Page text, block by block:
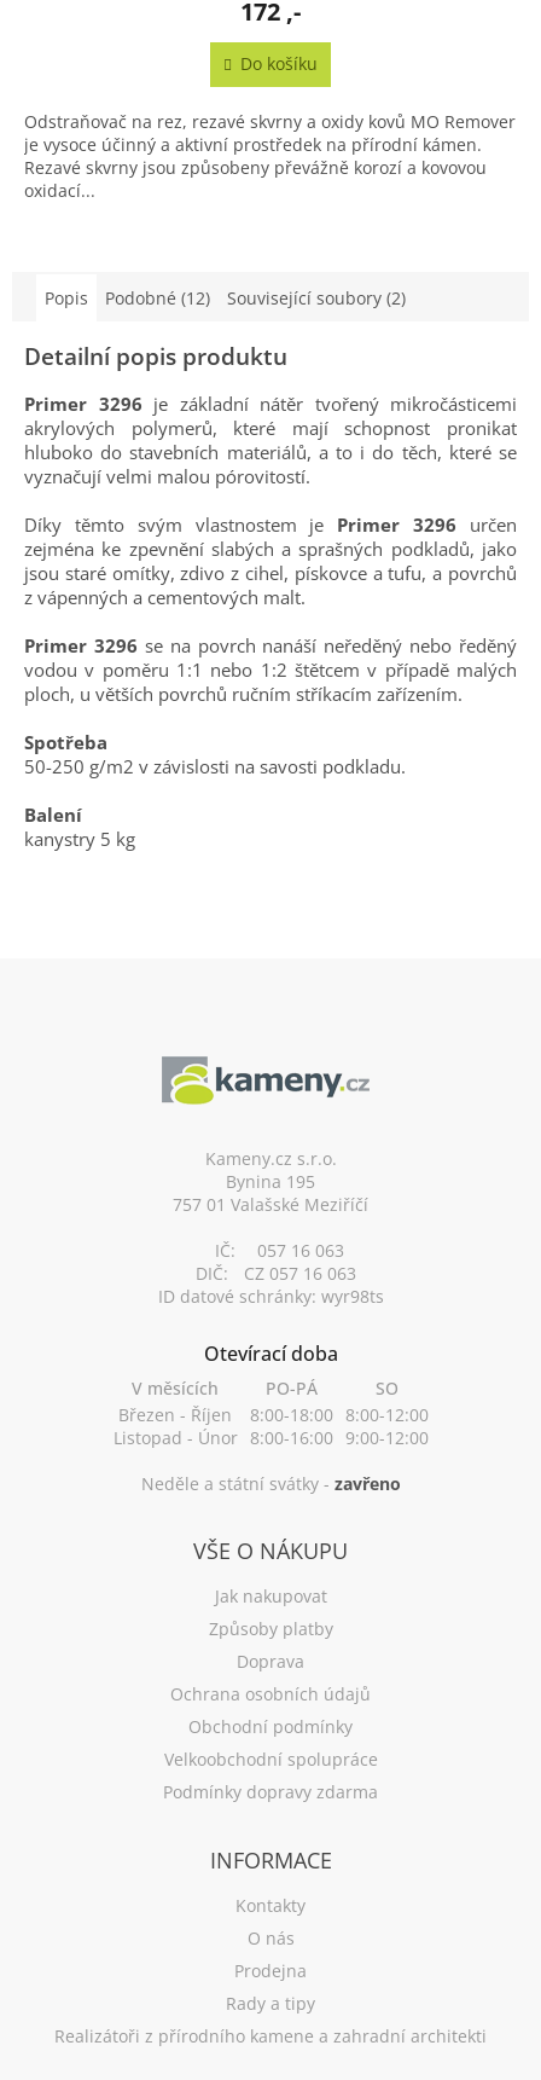
172 ,-
Do košíku
Odstraňovač na rez, rezavé skvrny a oxidy kovů MO Remover
je vysoce účinný a aktivní prostředek na přírodní kámen.
Rezavé skvrny jsou způsobeny převážně korozí a kovovou
oxidací...
Popis Podobné (12) Související soubory (2)
Detailní popis produktu
Primer 3296 je základní nátěr tvořený mikročásticemi
akrylových polymerů, které mají schopnost pronikat
hluboko do stavebních materiálů, a to i do těch, které se
vyznačují velmi malou pórovitostí.
Díky těmto svým vlastnostem je Primer 3296 určen
zejména ke zpevnění slabých a sprašných podkladů, jako
jsou staré omítky, zdivo z cihel, pískovce a tufu, a povrchů
z vápenných a cementových malt.
Primer 3296 se na povrch nanáší neředěný nebo ředěný
vodou v poměru 1:1 nebo 1:2 štětcem v případě malých
ploch, u větších povrchů ručním stříkacím zařízením.
Spotřeba
50-250 g/m2 v závislosti na savosti podkladu.
Balení
kanystry 5 kg
Kameny.cz s.r.o.
Bynina 195
757 01 Valašské Meziříčí
IČ:
057 16 063
DIČ:
CZ 057 16 063
ID datové schránky: wyr98ts
Otevírací doba
V měsících PO-PÁ
SO
Březen - Říjen
8:00-18:00 8:00-12:00
Listopad - Únor 8:00-16:00 9:00-12:00
Neděle a státní svátky - zavřeno
VŠE O NÁKUPU
Jak nakupovat
Způsoby platby
Doprava
Ochrana osobních údajů
Obchodní podmínky
Velkoobchodní spolupráce
Podmínky dopravy zdarma
INFORMACE
Kontakty
O nás
Prodejna
Rady a tipy
Realizátoři z přírodního kamene a zahradní architekti